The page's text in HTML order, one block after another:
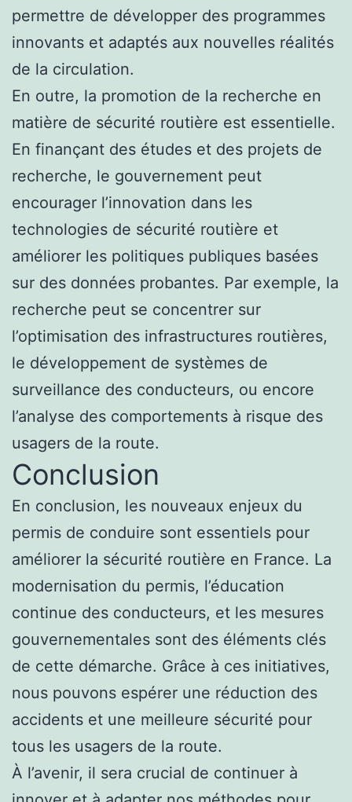
permettre de développer des programmes
innovants et adaptés aux nouvelles réalités
de la circulation.
En outre, la promotion de la recherche en
matière de sécurité routière est essentielle.
En finançant des études et des projets de
recherche, le gouvernement peut
encourager l’innovation dans les
technologies de sécurité routière et
améliorer les politiques publiques basées
sur des données probantes. Par exemple, la
recherche peut se concentrer sur
l’optimisation des infrastructures routières,
le développement de systèmes de
surveillance des conducteurs, ou encore
l’analyse des comportements à risque des
usagers de la route.
Conclusion
En conclusion, les nouveaux enjeux du
permis de conduire sont essentiels pour
améliorer la sécurité routière en France. La
modernisation du permis, l’éducation
continue des conducteurs, et les mesures
gouvernementales sont des éléments clés
de cette démarche. Grâce à ces initiatives,
nous pouvons espérer une réduction des
accidents et une meilleure sécurité pour
tous les usagers de la route.
À l’avenir, il sera crucial de continuer à